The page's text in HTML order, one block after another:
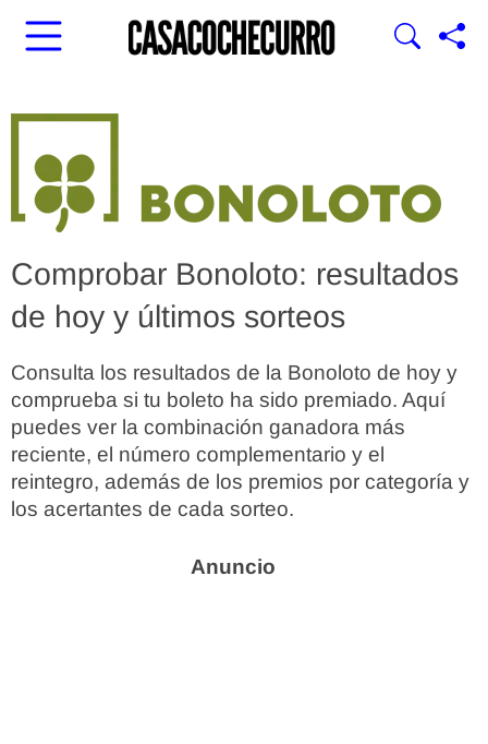
Comprobar Bonoloto: resultados
de hoy y últimos sorteos
Consulta los resultados de la Bonoloto de hoy y
comprueba si tu boleto ha sido premiado. Aquí
puedes ver la combinación ganadora más
reciente, el número complementario y el
reintegro, además de los premios por categoría y
los acertantes de cada sorteo.